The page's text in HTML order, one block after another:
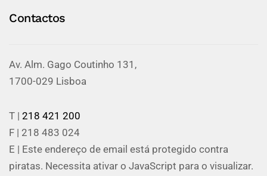
Contactos
Av. Alm. Gago Coutinho 131,
1700-029 Lisboa
T | 218 421 200
F | 218 483 024
E |
Este endereço de email está protegido contra
piratas. Necessita ativar o JavaScript para o visualizar.